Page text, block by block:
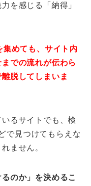
を感じる「納得」
めても、サイト内
での流れが伝わら
脱してしまいま
るサイトでも、検
で見つけてもらえな
ません。
のか」を決めるこ